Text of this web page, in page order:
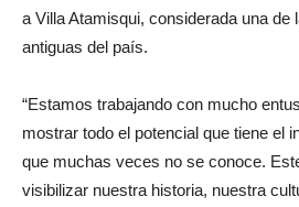
a Villa Atamisqui, considerada una de
antiguas del país.
“Estamos trabajando con mucho
mostrar todo el potencial que tiene el
que muchas veces no se conoce.
visibilizar nuestra historia, nuestra